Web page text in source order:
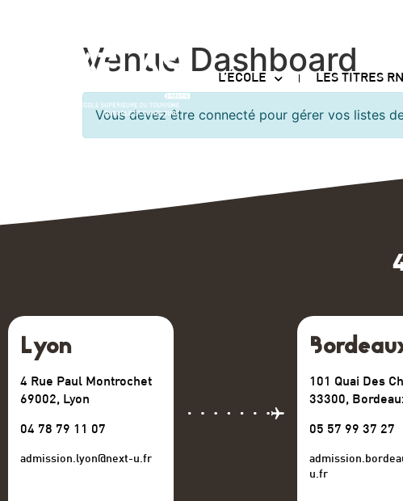
L’ÉCOLE LES TITRES
Venue Dashboard
Vous devez être connecté pour gérer vos listes
Lyon
4 Rue Paul Montrochet
69002, Lyon
04 78 79 11 07
admission.lyon@next-u.fr
101 Quai Des
33300,
05 57 99 37 27
u.fr